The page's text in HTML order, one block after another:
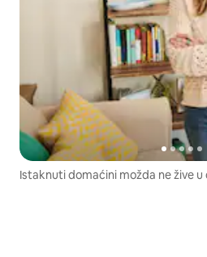
Istaknuti domaćini možda ne žive u